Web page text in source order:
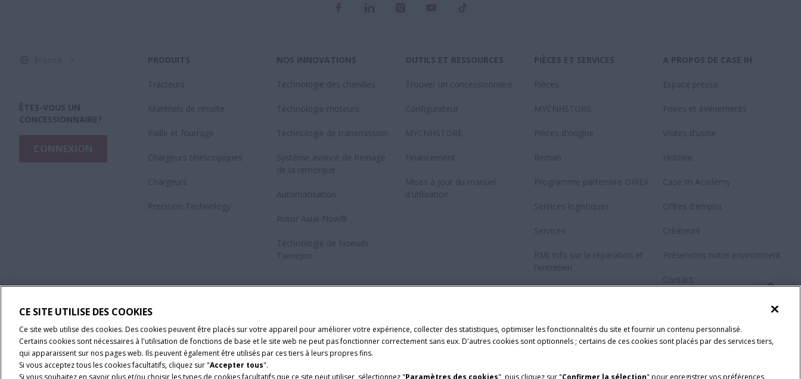
ÊTES-VOUS UN
CONCESSIONNAIRE?
PRODUITS
Tracteurs
Matériels de récolte
Paille et fourrage
Chargeurs télescopiques
Chargeurs
Precision Technology
NOS INNOVATIONS
Technologie des chenilles
Technologie moteurs
Technologie de transmission
Système avancé de freinage
de la remorque
Automatisation
Rotor Axial-Flow®
Technologie de Noeuds
Twinepro
OUTILS ET RESSOURCES
Trouver un concessionnaire
Configurateur
MYCNHSTORE
Financement
Mises à jour du manuel
d'utilisation
PIÈCES ET SERVICES
Pièces
MYCNHSTORE
Pièces d'origine
Reman
Programme partenaire DIREX
Services logistiques
Services
RMI Info sur la réparation et
l'entretien
A PROPOS DE CASE IH
Espace presse
Foires et événements
Visites d'usine
Histoire
Case IH Academy
Offres d'emploi
Créateurs
Préservons notre environment
Contact
Fanshop
CE SITE UTILISE DES COOKIES
Ce site web utilise des cookies. Des cookies peuvent être placés sur votre appareil pour améliorer votre expérience, collecter des statistiques, optimiser les fonctionnalités du site et fournir un contenu personnalisé.
Certains cookies sont nécessaires à l'utilisation de fonctions de base et le site web ne peut pas fonctionner correctement sans eux. D'autres cookies sont optionnels ; certains de ces cookies sont placés par des services tiers,
qui apparaissent sur nos pages web. Ils peuvent également être utilisés par ces tiers à leurs propres fins.
Si vous acceptez tous les cookies facultatifs, cliquez sur "Accepter tous".
Si vous souhaitez en savoir plus et/ou choisir les types de cookies facultatifs que ce site peut utiliser, sélectionnez "Paramètres des cookies", puis cliquez sur "Confirmer la sélection" pour enregistrer vos préférences.